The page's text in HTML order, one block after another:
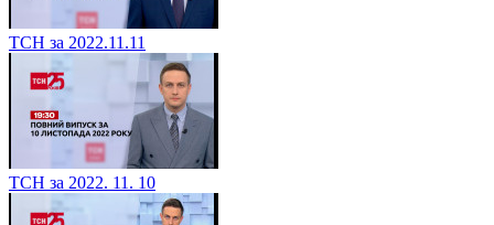
ТСН за 2022.11.11
ТСН за 2022. 11. 10